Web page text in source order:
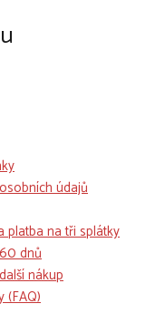
údajů
platba na tři splátky
dnů
nákup
(FAQ)